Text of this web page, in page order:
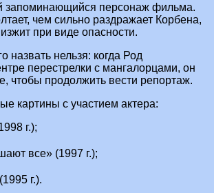
запоминающийся персонаж фильма.
чем сильно раздражает Корбена,
при виде опасности.
назвать нельзя: когда Род
перестрелки с мангалорцами, он
чтобы продолжить вести репортаж.
картины с участием актера:
г.);
все» (1997 г.);
г.).